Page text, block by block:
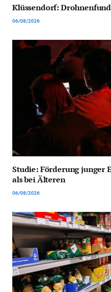
Klüssendorf:
06/08/2026
Studie: Förderung junger
als bei Älteren
06/08/2026